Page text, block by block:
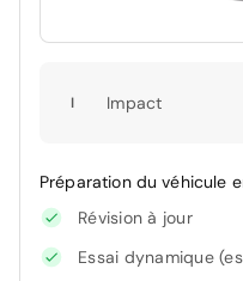
I Impact
Préparation du véhicule
Révision à jour
Essai dynamique